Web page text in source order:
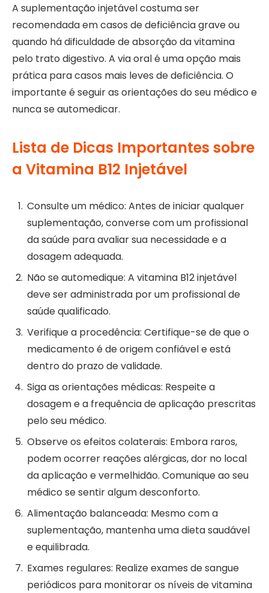
A suplementação injetável costuma ser
recomendada em casos de deficiência grave ou
quando há dificuldade de absorção da vitamina
pelo trato digestivo. A via oral é uma opção mais
prática para casos mais leves de deficiência. O
importante é seguir as orientações do seu médico e
nunca se automedicar.
Lista de Dicas Importantes sobre
a Vitamina B12 Injetável
Consulte um médico: Antes de iniciar qualquer
suplementação, converse com um profissional
da saúde para avaliar sua necessidade e a
dosagem adequada.
Não se automedique: A vitamina B12 injetável
deve ser administrada por um profissional de
saúde qualificado.
Verifique a procedência: Certifique-se de que o
medicamento é de origem confiável e está
dentro do prazo de validade.
Siga as orientações médicas: Respeite a
dosagem e a frequência de aplicação prescritas
pelo seu médico.
Observe os efeitos colaterais: Embora raros,
podem ocorrer reações alérgicas, dor no local
da aplicação e vermelhidão. Comunique ao seu
médico se sentir algum desconforto.
Alimentação balanceada: Mesmo com a
suplementação, mantenha uma dieta saudável
e equilibrada.
Exames regulares: Realize exames de sangue
periódicos para monitorar os níveis de vitamina